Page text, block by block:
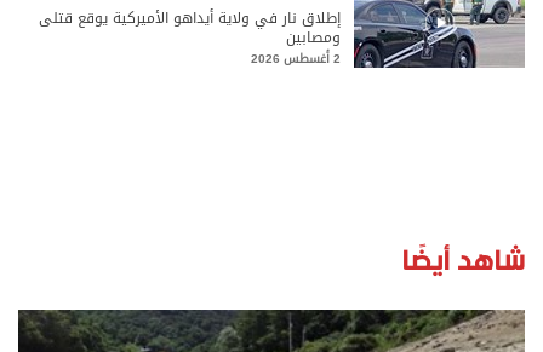
إطلاق نار في ولاية أيداهو الأميركية يوقع قتلى
ومصابين
2 أغسطس 2026
شاهد أيضًا